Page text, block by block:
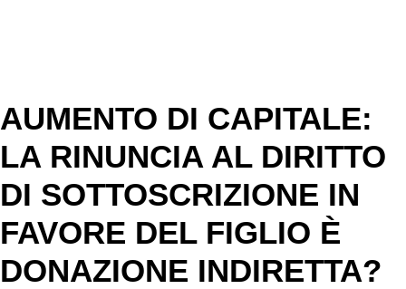
AUMENTO DI CAPITALE:
LA RINUNCIA AL DIRITTO
DI SOTTOSCRIZIONE IN
FAVORE DEL FIGLIO È
DONAZIONE INDIRETTA?